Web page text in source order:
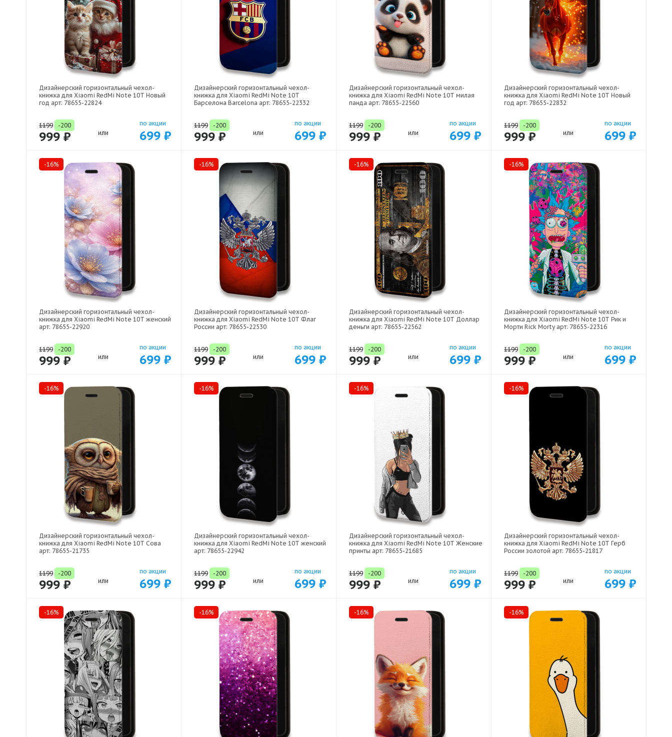
Дизайнерский горизонтальный чехол-
книжка для Xiaomi RedMi Note 10T Новый
год арт: 78655-22824
1199 -200
999 ₽ или
по акции
699 ₽
Дизайнерский горизонтальный чехол-
книжка для Xiaomi RedMi Note 10T
Барселона Barcelona арт: 78655-22332
1199 -200
999 ₽ или
по акции
699 ₽
Дизайнерский горизонтальный чехол-
книжка для Xiaomi RedMi Note 10T милая
панда арт: 78655-22560
1199 -200
999 ₽ или
по акции
699 ₽
Дизайнерский горизонтальный чехол-
книжка для Xiaomi RedMi Note 10T Новый
год арт: 78655-22832
1199 -200
999 ₽ или
по акции
699 ₽
-16%
Дизайнерский горизонтальный чехол-
книжка для Xiaomi RedMi Note 10T женский
арт: 78655-22920
1199 -200
999 ₽ или
по акции
699 ₽
-16%
Дизайнерский горизонтальный чехол-
книжка для Xiaomi RedMi Note 10T Флаг
России арт: 78655-22530
1199 -200
999 ₽ или
по акции
699 ₽
-16%
Дизайнерский горизонтальный чехол-
книжка для Xiaomi RedMi Note 10T Доллар
деньги арт: 78655-22562
1199 -200
999 ₽ или
по акции
699 ₽
-16%
Дизайнерский горизонтальный чехол-
книжка для Xiaomi RedMi Note 10T Рик и
Морти Rick Morty арт: 78655-22316
1199 -200
999 ₽ или
по акции
699 ₽
-16%
Дизайнерский горизонтальный чехол-
книжка для Xiaomi RedMi Note 10T Сова
арт: 78655-21735
1199 -200
999 ₽ или
по акции
699 ₽
-16%
Дизайнерский горизонтальный чехол-
книжка для Xiaomi RedMi Note 10T женский
арт: 78655-22942
1199 -200
999 ₽ или
по акции
699 ₽
-16%
Дизайнерский горизонтальный чехол-
книжка для Xiaomi RedMi Note 10T Женские
принты арт: 78655-21685
1199 -200
999 ₽ или
по акции
699 ₽
-16%
Дизайнерский горизонтальный чехол-
книжка для Xiaomi RedMi Note 10T Герб
России золотой арт: 78655-21817
1199 -200
999 ₽ или
по акции
699 ₽
-16% -16% -16% -16%